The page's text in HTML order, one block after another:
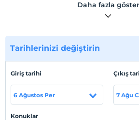
Ahşap ve taş gibi doğal malzemelerle
bungalov, bulunduğu ortama
çevredeki ormanın ve gölün
sunmakta olup, sakin bir sabah
bir akşam kahvesi için mükemmel bir
Bungalov, tam donanımlı bir
özel banyo ve ısıtmalı havuz dahil
bir konaklama için gerekli tüm
Daha fazla göster
Tarihlerinizi değiştirin
Giriş tarihi
6 Ağustos Per
Çıkış
7 Ağu
Konuklar